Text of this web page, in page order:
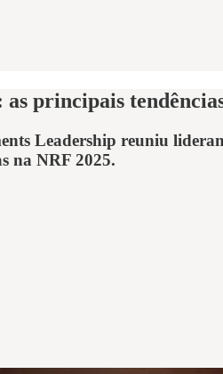
as principais
Leadership reuniu
na NRF 2025.